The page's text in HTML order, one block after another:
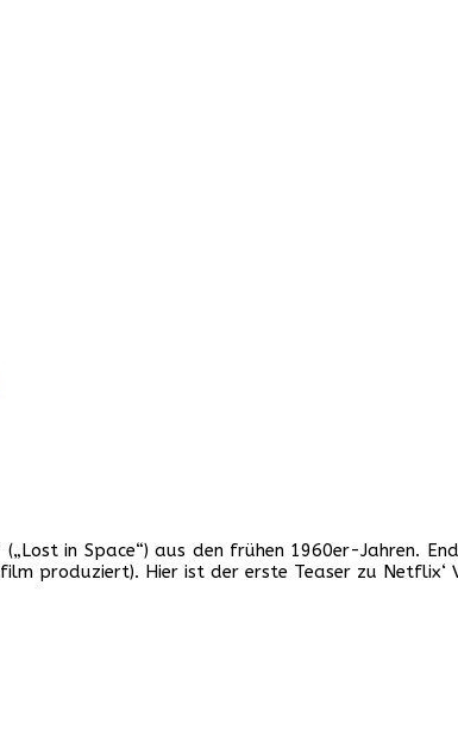
in Space“) aus den frühen 1960er-Jahren.
produziert). Hier ist der erste Teaser zu Netflix‘